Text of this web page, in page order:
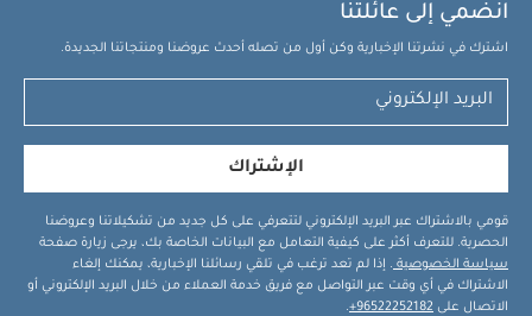
انضمي إلى عائلتنا
اشترك في نشرتنا الإخبارية وكن أول من تصله أحدث عروضنا ومنتجاتنا الجديدة.
الإشتراك
قومي بالاشتراك عبر البريد الإلكتروني لتتعرفي على كل جديد من تشكيلاتنا وعروضنا
الحصرية. للتعرف أكثر على كيفية التعامل مع البيانات الخاصة بك، يرجى زيارة صفحة
سياسة الخصوصية . إذا لم تعد ترغب في تلقي رسائلنا الإخبارية، يمكنك إلغاء
الاشتراك في أي وقت عبر التواصل مع فريق خدمة العملاء من خلال البريد الإلكتروني أو
الاتصال على 96522252182+
.